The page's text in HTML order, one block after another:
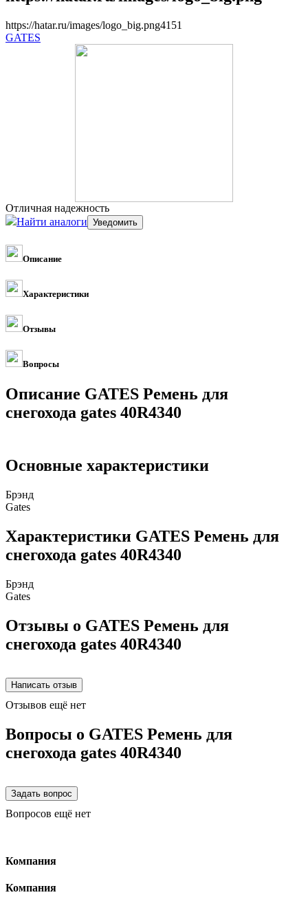
https://hatar.ru/images/logo_big.png41 51
GATES
Отличная надежность
Найти аналоги
Описание
Характеристики
Отзывы
Вопросы
Описание GATES Ремень для
снегохода gates 40R4340
Основные характеристики
Брэнд
Gates
Характеристики GATES Ремень для
снегохода gates 40R4340
Брэнд
Gates
Отзывы о GATES Ремень для
снегохода gates 40R4340
Отзывов ещё нет
Вопросы о GATES Ремень для
снегохода gates 40R4340
Вопросов ещё нет
Компания
Компания